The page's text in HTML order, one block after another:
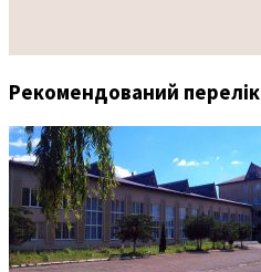
Рекомендований перелік